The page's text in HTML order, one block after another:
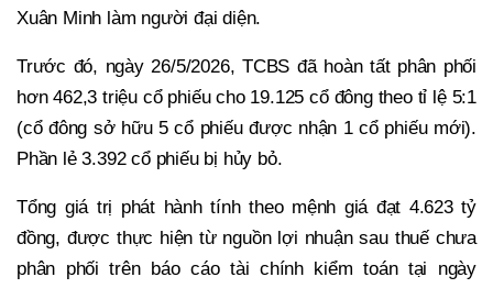
Xuân Minh làm người đại diện.
Trước đó, ngày 26/5/2026, TCBS đã hoàn tất phân phối
hơn 462,3 triệu cổ phiếu cho 19.125 cổ đông theo tỉ lệ 5:1
(cổ đông sở hữu 5 cổ phiếu được nhận 1 cổ phiếu mới).
Phần lẻ 3.392 cổ phiếu bị hủy bỏ.
Tổng giá trị phát hành tính theo mệnh giá đạt 4.623 tỷ
đồng, được thực hiện từ nguồn lợi nhuận sau thuế chưa
phân phối trên báo cáo tài chính kiểm toán tại ngày